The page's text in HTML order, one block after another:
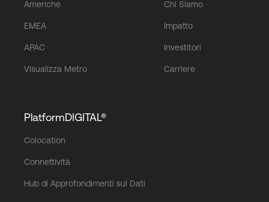
Americhe
EMEA
APAC
Visualizza Metro
Chi Siamo
Impatto
Investitori
Carriere
PlatformDIGITAL®
Colocation
Connettività
Hub di Approfondimenti sui Dati